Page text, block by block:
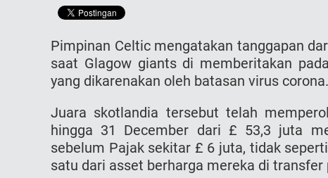
Pimpinan Celtic mengatakan tanggapan
saat Glagоw giants di memberitakan
yang dikarenakan oleh batasan virus corona.
Juara skotlandia tersebut telah
hingga 31 December dari £ 53,3 juta
sebelum Pajak sekitar £ 6 juta, tidak
satu dari asset berharga mereka di